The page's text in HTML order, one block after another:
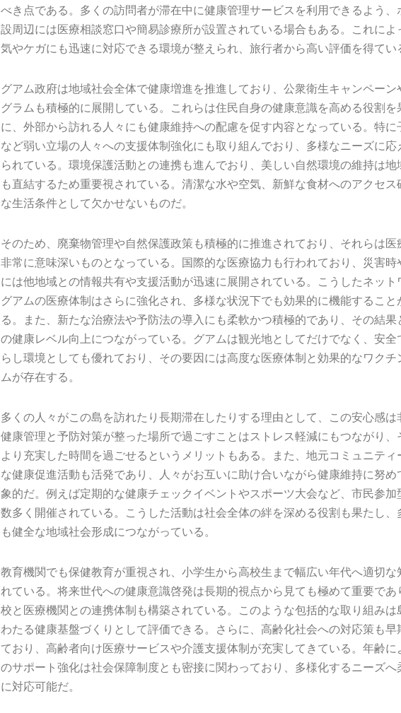
べき点である。多くの訪問者が滞在中に健康管理サービスを利用できるよう、
設周辺には医療相談窓口や簡易診療所が設置されている場合もある。これによ
気やケガにも迅速に対応できる環境が整えられ、旅行者から高い評価を得てい
グアム政府は地域社会全体で健康増進を推進しており、公衆衛生キャンペーン
グラムも積極的に展開している。これらは住民自身の健康意識を高める役割を
に、外部から訪れる人々にも健康維持への配慮を促す内容となっている。特に
など弱い立場の人々への支援体制強化にも取り組んでおり、多様なニーズに応
られている。環境保護活動との連携も進んでおり、美しい自然環境の維持は地
も直結するため重要視されている。清潔な水や空気、新鮮な食材へのアクセス
な生活条件として欠かせないものだ。
そのため、廃棄物管理や自然保護政策も積極的に推進されており、それらは医
非常に意味深いものとなっている。国際的な医療協力も行われており、災害時
には他地域との情報共有や支援活動が迅速に展開されている。こうしたネット
グアムの医療体制はさらに強化され、多様な状況下でも効果的に機能すること
る。また、新たな治療法や予防法の導入にも柔軟かつ積極的であり、その結果
の健康レベル向上につながっている。グアムは観光地としてだけでなく、安全
らし環境としても優れており、その要因には高度な医療体制と効果的なワクチ
ムが存在する。
多くの人々がこの島を訪れたり長期滞在したりする理由として、この安心感は
健康管理と予防対策が整った場所で過ごすことはストレス軽減にもつながり、
より充実した時間を過ごせるというメリットもある。また、地元コミュニティ
な健康促進活動も活発であり、人々がお互いに助け合いながら健康維持に努め
象的だ。例えば定期的な健康チェックイベントやスポーツ大会など、市民参加
数多く開催されている。こうした活動は社会全体の絆を深める役割も果たし、
も健全な地域社会形成につながっている。
教育機関でも保健教育が重視され、小学生から高校生まで幅広い年代へ適切な
れている。将来世代への健康意識啓発は長期的視点から見ても極めて重要であ
校と医療機関との連携体制も構築されている。このような包括的な取り組みは
わたる健康基盤づくりとして評価できる。さらに、高齢化社会への対応策も早
ており、高齢者向け医療サービスや介護支援体制が充実してきている。年齢に
のサポート強化は社会保障制度とも密接に関わっており、多様化するニーズへ
に対応可能だ。